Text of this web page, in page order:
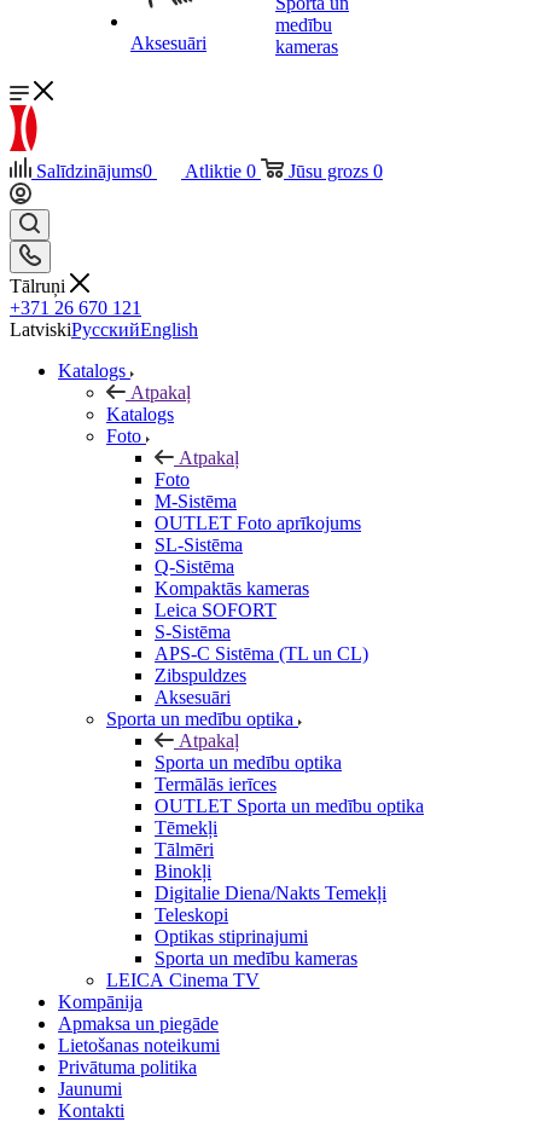
Aksesuāri
medību
kameras
Salīdzinājums0 Atliktie 0 Jūsu grozs 0
Tālruņi
+371 26 670 121
LatviskiРусскийEnglish
Katalogs
Atpakaļ
Katalogs
Foto
Atpakaļ
Foto
M-Sistēma
OUTLET Foto aprīkojums
SL-Sistēma
Q-Sistēma
Kompaktās kameras
Leica SOFORT
S-Sistēma
APS-C Sistēma (TL un CL)
Zibspuldzes
Aksesuāri
Sporta un medību optika
Atpakaļ
Sporta un medību optika
Termālās ierīces
OUTLET Sporta un medību optika
Tēmekļi
Tālmēri
Binokļi
Digitalie Diena/Nakts Temekļi
Teleskopi
Optikas stiprinajumi
Sporta un medību kameras
LEICA Cinema TV
Kompānija
Apmaksa un piegāde
Lietošanas noteikumi
Privātuma politika
Jaunumi
Kontakti